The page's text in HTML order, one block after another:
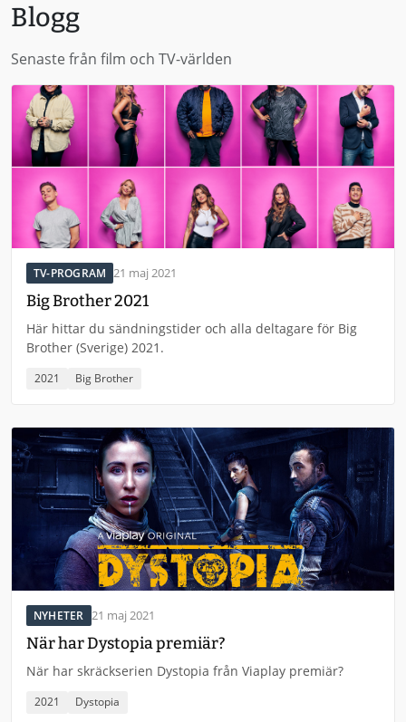
Blogg
Senaste från film och TV-världen
TV-PROGRAM 21 maj 2021
Big Brother 2021
Här hittar du sändningstider och alla deltagare för Big
Brother (Sverige) 2021.
2021 Big Brother
NYHETER 21 maj 2021
När har Dystopia premiär?
När har skräckserien Dystopia från Viaplay premiär?
2021 Dystopia